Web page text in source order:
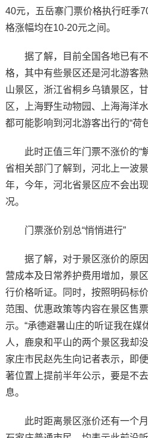
40元，五岳寨门票价格执行旺季
格涨幅均在10-20元之间。
据了解，目前全国各地已有不
格，其中有些景区还是河北游客
山景区，浙江省桐乡乌镇景区，
区，上海野生动物园、上海海洋
都可能影响到河北游客出行的“荷包
此时正值三年门票不涨价的“
省相关部门了解到，河北上一波
年，今年，河北省景区应不会出
况。
门票涨价别总“悄悄进行”
据了解，对于景区涨价的原因
营成本及日常养护费用增加，景
行价格听证。同时，按照明码标
范围、优惠政策等内容在景区售
示。“承德避暑山庄的听证我在媒
人，鹿泉和平山的两个景区我却
家庄市民赵先生向记者表示，即
著位置上提前半年公示，要是不
息。
此时距离景区涨价还有一个月